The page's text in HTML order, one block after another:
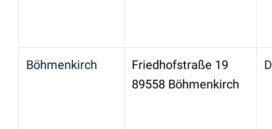
Böhmenkirch
Friedhofstraße 19
89558 Böhmenkirch